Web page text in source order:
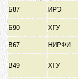
Б87
ИРЭ
Б90
ХГУ
В67
НИРФИ
В49 ХГУ